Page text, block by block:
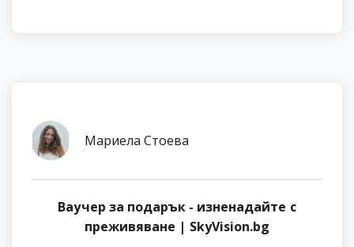
Мариела Стоева
Ваучер за подарък - изненадайте с
преживяване | SkyVision.bg